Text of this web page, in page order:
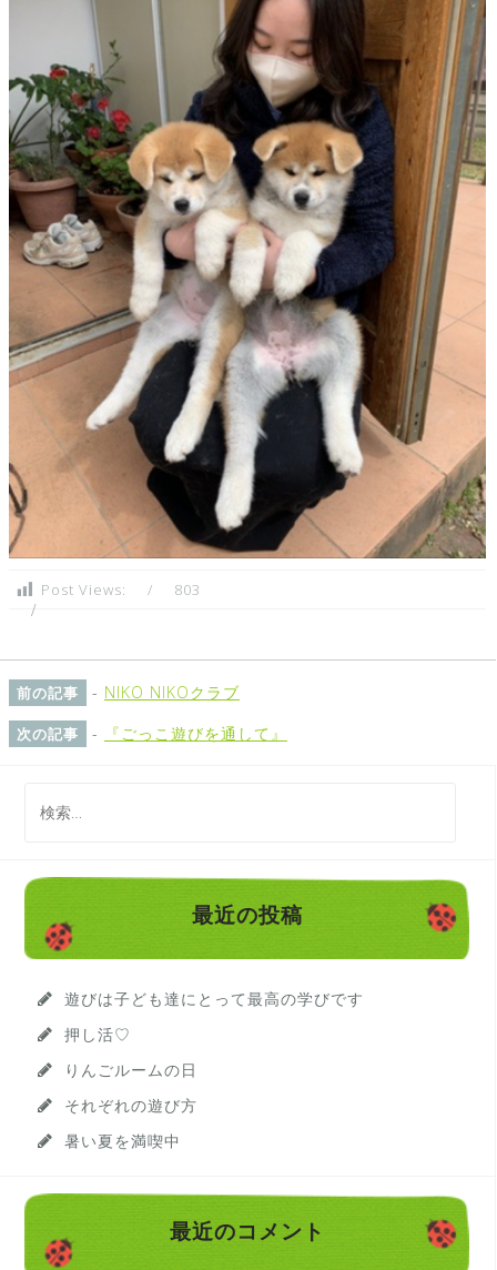
Post Views: 803
前の記事 - NIKO NIKOクラブ
次の記事 - 『ごっこ遊びを通して』
最近の投稿
遊びは子ども達にとって最高の学びです
押し活♡
りんごルームの日
それぞれの遊び方
暑い夏を満喫中
最近のコメント